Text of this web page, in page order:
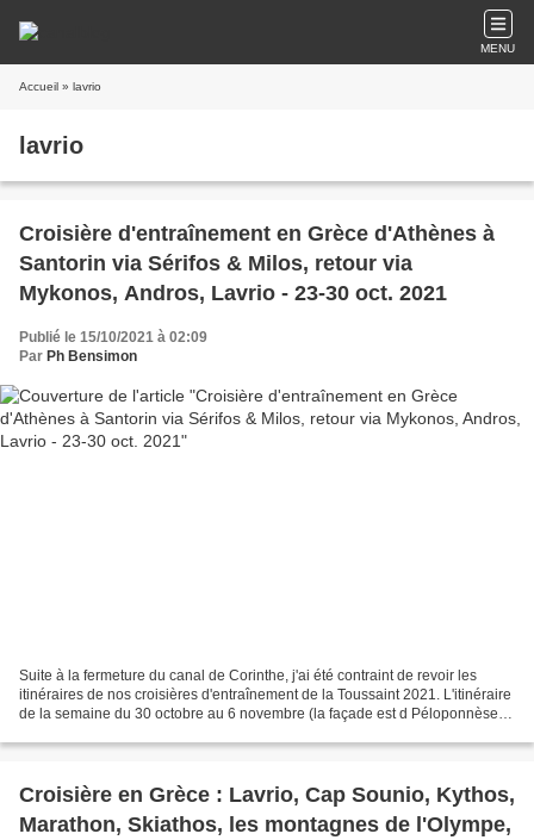
MENU
Accueil » lavrio
lavrio
Croisière d'entraînement en Grèce d'Athènes à
Santorin via Sérifos & Milos, retour via
Mykonos, Andros, Lavrio - 23-30 oct. 2021
Publié le 15/10/2021 à 02:09
Par Ph Bensimon
Suite à la fermeture du canal de Corinthe, j'ai été contraint de revoir les
itinéraires de nos croisières d'entraînement de la Toussaint 2021. L'itinéraire
de la semaine du 30 octobre au 6 novembre (la façade est d Péloponnèse
Croisière en Grèce : Lavrio, Cap Sounio, Kythos,
Marathon, Skiathos, les montagnes de l'Olympe,